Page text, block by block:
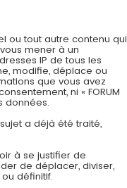
ou tout autre contenu qui
mener à un
IP de tous les
modifie, déplace ou
que vous avez
ni « FORUM
données.
a déjà été traité,
à se justifier de
de déplacer, diviser,
définitif.